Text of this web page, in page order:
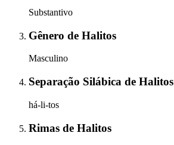
Substantivo
Gênero de Halitos
Masculino
Separação Silábica de Halitos
há-li-tos
Rimas de Halitos